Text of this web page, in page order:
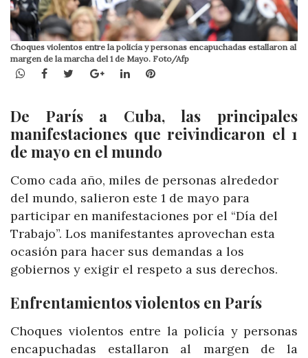
Choques violentos entre la policía y personas encapuchadas estallaron al
margen de la marcha del 1 de Mayo. Foto/Afp
WhatsApp
Facebook
TwitterGoogle+LinkedInPinterest
De París a Cuba, las principales
manifestaciones que reivindicaron el 1
de mayo en el mundo
Como cada año, miles de personas alrededor
del mundo, salieron este 1 de mayo para
participar en manifestaciones por el “Día del
Trabajo”. Los manifestantes aprovechan esta
ocasión para hacer sus demandas a los
gobiernos y exigir el respeto a sus derechos.
Enfrentamientos violentos en París
Choques violentos entre la policía y personas
encapuchadas estallaron al margen de la